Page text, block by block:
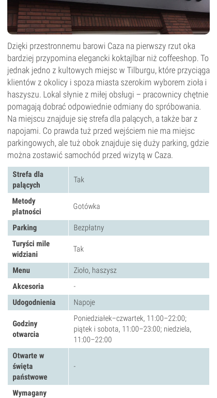
Dzięki przestronnemu barowi Caza na pierwszy rzut oka
bardziej przypomina elegancki koktajlbar niż coffeeshop. To
jednak jedno z kultowych miejsc w Tilburgu, które przyciąga
klientów z okolicy i spoza miasta szerokim wyborem zioła i
haszyszu. Lokal słynie z miłej obsługi – pracownicy chętnie
pomagają dobrać odpowiednie odmiany do spróbowania.
Na miejscu znajduje się strefa dla palących, a także bar z
napojami. Co prawda tuż przed wejściem nie ma miejsc
parkingowych, ale tuż obok znajduje się duży parking, gdzie
można zostawić samochód przed wizytą w Caza.
Strefa dla
palących
Tak
Metody
płatności
Gotówka
Parking
Bezpłatny
Turyści mile
widziani
Tak
Menu
Zioło, haszysz
Akcesoria
-
Udogodnienia
Napoje
Godziny
otwarcia
Poniedziałek–czwartek, 11:00–22:00;
piątek i sobota, 11:00–23:00; niedziela,
11:00–22:00
Otwarte w
święta
państwowe
-
Wymagany